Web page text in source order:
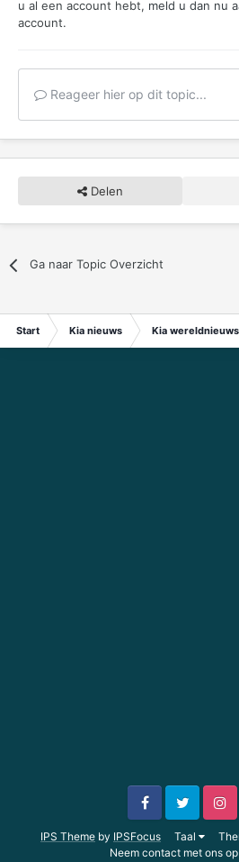
u al een account hebt, meld u dan nu
account.
Reageer hier op dit topic...
Delen
Ga naar Topic Overzicht
Start Kia nieuws Kia wereldnieuws
IPS Theme by IPSFocus Taal
Neem contact met ons op